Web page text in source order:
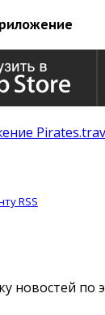
RSS
новостей по